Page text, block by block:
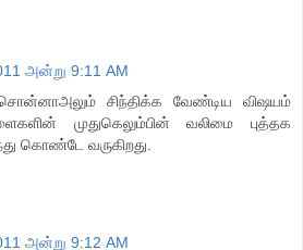
அன்று 9:11 AM
சிந்திக்க வேண்டிய விஷயம்
முதுகெலும்பின் வலிமை புத்தக
கொண்டே வருகிறது.
அன்று 9:12 AM